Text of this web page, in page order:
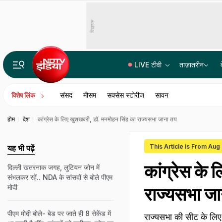
विज्ञापन
LIVE टीवी ताज़ातरीन
विशेष लिंक संसद मौसम सक्सेस स्टोरीज सावन
होम देश कांग्रेस के लिए खुशखबरी, डॉ. मनमोहन सिंह का राज्यसभा जाना तय
This Article is From Aug
कांग्रेस के
राज्यसभा
राज्यसभा की सीट के
यह भी पढ़ें
दिल्ली खतरनाक जगह, लुटियन जोन में
संभलकर रहें.. NDA के सांसदों से बोले पीएम
मोदी
पीएम मोदी बोले- बेड पर जाते ही 8 सेकेंड में